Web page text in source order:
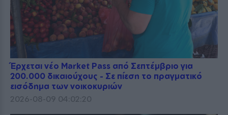
Έρχεται νέο Market Pass από Σεπτέμβριο για
200.000 δικαιούχους - Σε πίεση το πραγματικό
εισόδημα των νοικοκυριών
2026-08-09 04:02:20